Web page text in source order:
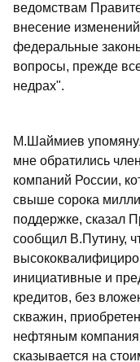
ведомствам
внесение
федеральные
вопросы, прежде
недрах".
М.Шаймиев
мне обратились
компаний России,
свыше сорока
поддержке, сказал
сообщил В.Путину,
инициативные и
кредитов, без
скважин,
нефтяным
сказывается на